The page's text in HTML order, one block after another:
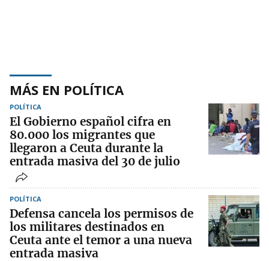
MÁS EN POLÍTICA
POLÍTICA
El Gobierno español cifra en
80.000 los migrantes que
llegaron a Ceuta durante la
entrada masiva del 30 de julio
POLÍTICA
Defensa cancela los permisos de
los militares destinados en
Ceuta ante el temor a una nueva
entrada masiva